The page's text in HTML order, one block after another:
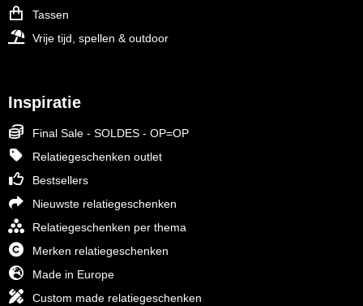
Tassen
Vrije tijd, spellen & outdoor
Inspiratie
Final Sale - SOLDES - OP=OP
Relatiegeschenken outlet
Bestsellers
Nieuwste relatiegeschenken
Relatiegeschenken per thema
Merken relatiegeschenken
Made in Europe
Custom made relatiegeschenken